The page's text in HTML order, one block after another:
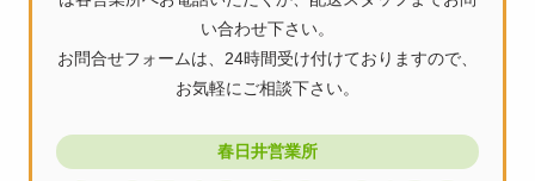
シ
ン
い合わせ下さい。
お問合せフォームは、24時間受け付けておりますので、
お気軽にご相談下さい。
春日井営業所